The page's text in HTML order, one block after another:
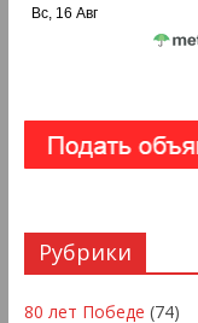
Вс, 16 Авг
Рубрики
80 лет Победе (74)